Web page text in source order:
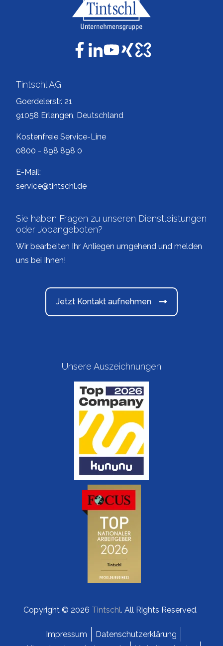
Tintschl AG
Goerdelerstr. 21
91058 Erlangen, Deutschland
Kostenfreie Service-Line
0800 - 898 898 0
E-Mail:
service@tintschl.de
Sie haben Fragen zu unseren Dienstleistungen
oder Jobangeboten?
Wir bearbeiten Ihr Anliegen umgehend und melden
uns bei Ihnen!
Jetzt Kontakt aufnehmen
Unsere Auszeichnungen
Copyright © 2026 Tintschl. All Rights Reserved.
Impressum
Datenschutzerklärung